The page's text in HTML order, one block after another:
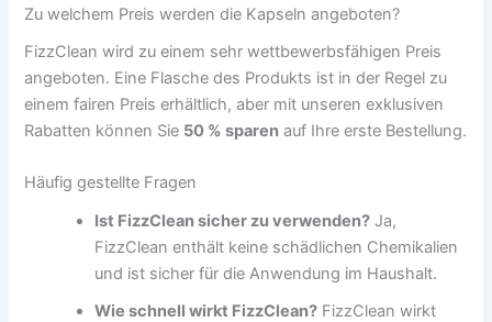
Zu welchem Preis werden die Kapseln angeboten?
FizzClean wird zu einem sehr wettbewerbsfähigen Preis
angeboten. Eine Flasche des Produkts ist in der Regel zu
einem fairen Preis erhältlich, aber mit unseren exklusiven
Rabatten können Sie 50 % sparen auf Ihre erste Bestellung.
Häufig gestellte Fragen
Ist FizzClean sicher zu verwenden? Ja,
FizzClean enthält keine schädlichen Chemikalien
und ist sicher für die Anwendung im Haushalt.
Wie schnell wirkt FizzClean? FizzClean wirkt